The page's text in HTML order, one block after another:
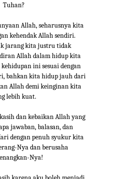
Tuhan?
Allah, seharusnya kita
kehendak Allah sendiri.
jarang kita justru tidak
Allah dalam hidup kita
ini sesuai dengan
bahkan kita hidup jauh dari
Allah demi keinginan kita
lebih kuat.
dan kebaikan Allah yang
jawaban, balasan, dan
dengan penuh syukur kita
Nya dan berusaha
Nya!